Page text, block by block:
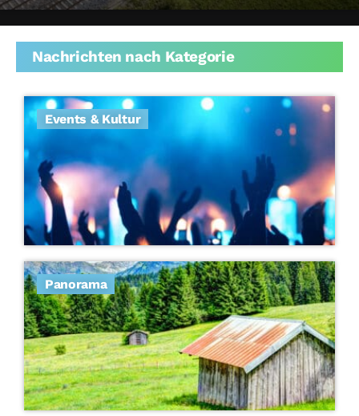
Nachrichten nach Kategorie
Events & Kultur
Panorama